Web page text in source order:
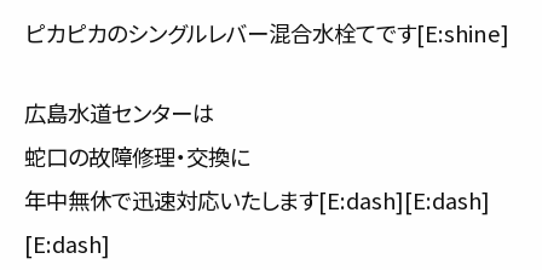
会社紹介
ピカピカのシングルレバー混合水栓てです[E:shine]
広島水道センターは
蛇口の故障修理・交換に
年中無休で迅速対応いたします[E:dash][E:dash]
[E:dash]